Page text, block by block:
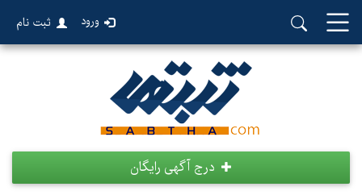
ورود ثبت نام
درج آگهی رایگان